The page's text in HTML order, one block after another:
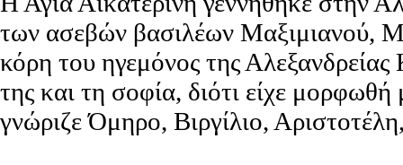
των ασεβών βασιλέων Μαξιμιανού,
κόρη του ηγεμόνος της
της και τη σοφία, διότι είχε μορφωθή
γνώριζε Όμηρο, Βιργίλιο,